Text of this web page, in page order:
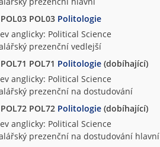
POL03 POL03 Politologie
anglicky: Political Science
prezenční vedlejší
POL71 POL71 Politologie (dobíhající)
anglicky: Political Science
prezenční na dostudování
POL72 POL72 Politologie (dobíhající)
anglicky: Political Science
prezenční na dostudování hlavní